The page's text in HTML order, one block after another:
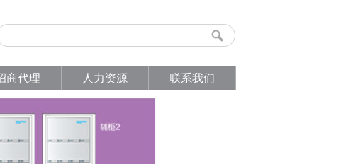
商代理 人力资源 联系我们